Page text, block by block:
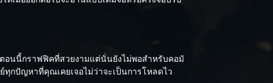
อนนี้กราฟฟิคที่สวยงามแต่นั่นยังไม่พอสำหรับคอมั
กปัญหาที่คุณเคยเจอไม่ว่าจะเป็นการโหลดไว